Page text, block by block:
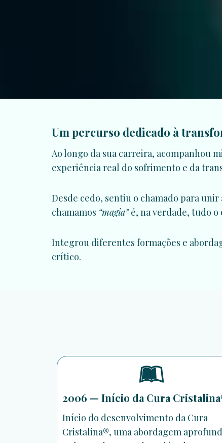
Um percurso dedicado à
Ao longo da sua carreira, acompanhou
experiência real do sofrimento e da
Desde cedo, sentiu o chamado para
chamamos “magia”é, na verdade, tudo o
Integrou diferentes formações e
crítico.
2006 — Início da Cura
Início do desenvolvimento da Cura
Cristalina®, uma abordagem